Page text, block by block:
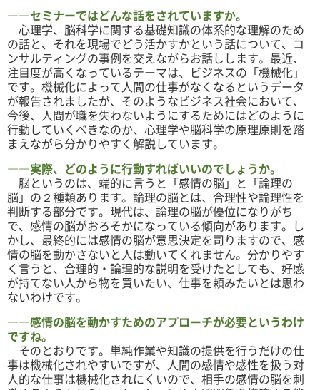
――セミナーではどんな話をされていますか。
心理学、脳科学に関する基礎知識の体系的な理解のため
の話と、それを現場でどう活かすかという話について、コ
ンサルティングの事例を交えながらお話しします。最近、
注目度が高くなっているテーマは、ビジネスの「機械化」
です。機械化によって人間の仕事がなくなるというデータ
が報告されましたが、そのようなビジネス社会において、
今後、人間が職を失わないようにするためにはどのように
行動していくべきなのか、心理学や脳科学の原理原則を踏
まえながら分かりやすく解説しています。
――実際、どのように行動すればいいのでしょうか。
脳というのは、端的に言うと「感情の脳」と「論理の
脳」の２種類あります。論理の脳とは、合理性や論理性を
判断する部分です。現代は、論理の脳が優位になりがち
で、感情の脳がおろそかになっている傾向があります。し
かし、最終的には感情の脳が意思決定を司りますので、感
情の脳を動かさないと人は動いてくれません。分かりやす
く言うと、合理的・論理的な説明を受けたとしても、好感
が持てない人から物を買いたい、仕事を頼みたいとは思わ
ないわけです。
――感情の脳を動かすためのアプローチが必要というわけ
ですね。
そのとおりです。単純作業や知識の提供を行うだけの仕
事は機械化されやすいですが、人間の感情や感性を扱う対
人的な仕事は機械化されにくいので、相手の感情の脳を刺